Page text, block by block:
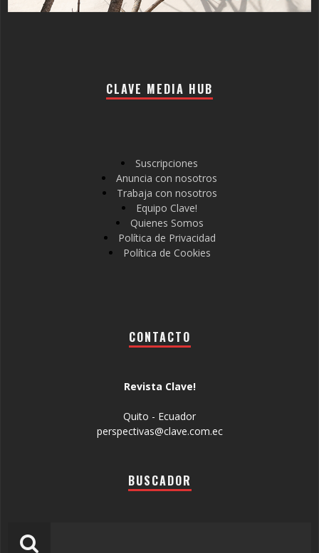
CLAVE MEDIA HUB
Suscripciones
Anuncia con nosotros
Trabaja con nosotros
Equipo Clave!
Quienes Somos
Política de Privacidad
Política de Cookies
CONTACTO
Revista Clave!
Quito - Ecuador
perspectivas@clave.com.ec
BUSCADOR